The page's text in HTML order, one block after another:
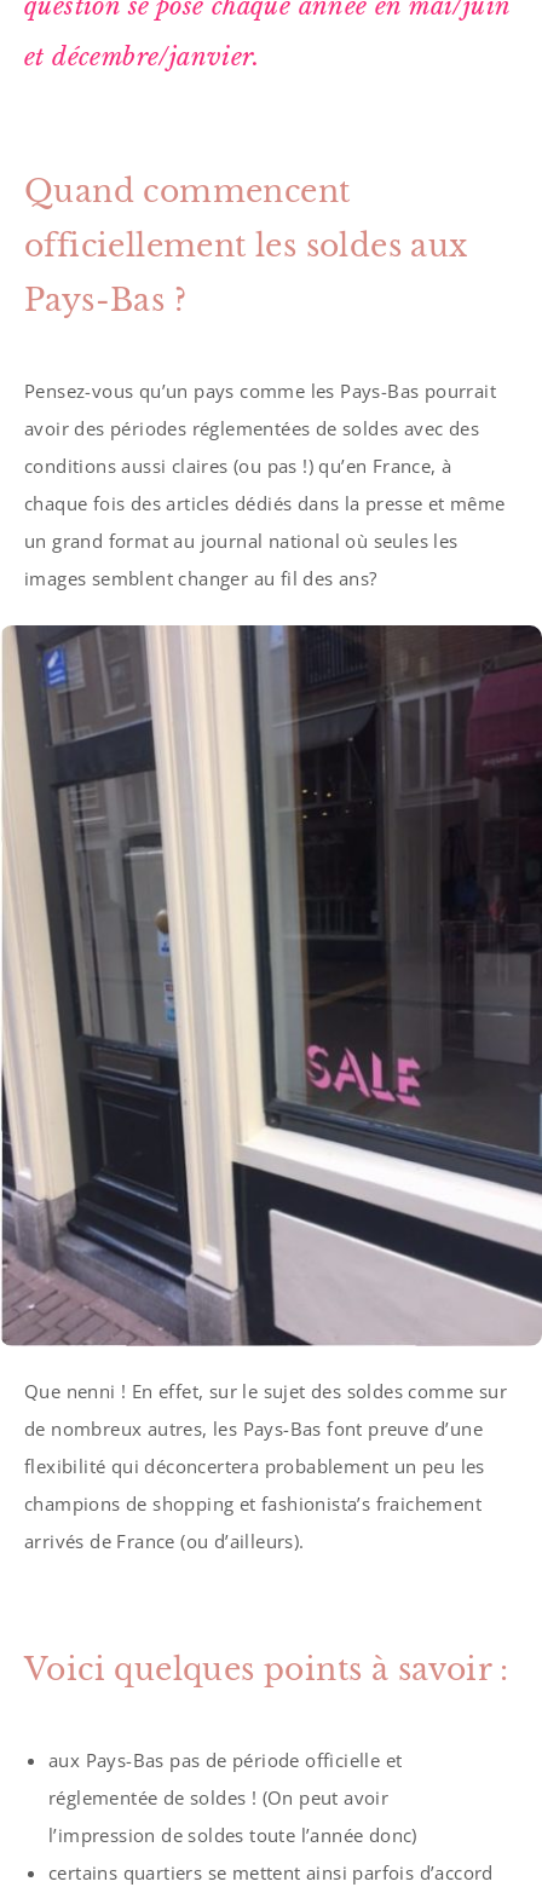
question se pose chaque année en mai/juin
et décembre/janvier.
Quand commencent
officiellement les soldes aux
Pays-Bas ?
Pensez-vous qu’un pays comme les Pays-Bas pourrait
avoir des périodes réglementées de soldes avec des
conditions aussi claires (ou pas !) qu’en France, à
chaque fois des articles dédiés dans la presse et même
un grand format au journal national où seules les
images semblent changer au fil des ans?
Que nenni ! En effet, sur le sujet des soldes comme sur
de nombreux autres, les Pays-Bas font preuve d’une
flexibilité qui déconcertera probablement un peu les
champions de shopping et fashionista’s fraichement
arrivés de France (ou d’ailleurs).
Voici quelques points à savoir :
aux Pays-Bas pas de période officielle et
réglementée de soldes ! (On peut avoir
l’impression de soldes toute l’année donc)
certains quartiers se mettent ainsi parfois d’accord